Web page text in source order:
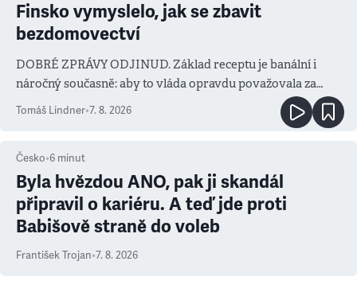
Finsko vymyslelo, jak se zbavit
bezdomovectví
DOBRÉ ZPRÁVY ODJINUD. Základ receptu je banální i
náročný současně: aby to vláda opravdu považovala za
prioritu
Tomáš Lindner•7. 8. 2026
Česko•6 minut
Byla hvězdou ANO, pak ji skandál
připravil o kariéru. A teď jde proti
Babišově straně do voleb
František Trojan•7. 8. 2026